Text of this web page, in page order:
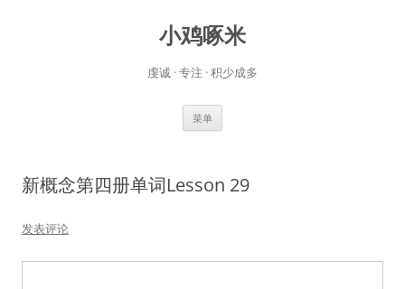
小鸡啄米
虔诚 · 专注 · 积少成多
菜单
新概念第四册单词Lesson 29
发表评论